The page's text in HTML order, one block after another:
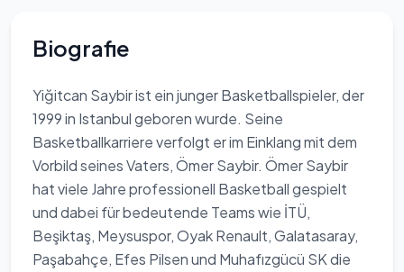
Biografie
Yiğitcan Saybir ist ein junger Basketballspieler, der
1999 in Istanbul geboren wurde. Seine
Basketballkarriere verfolgt er im Einklang mit dem
Vorbild seines Vaters, Ömer Saybir. Ömer Saybir
hat viele Jahre professionell Basketball gespielt
und dabei für bedeutende Teams wie İTÜ,
Beşiktaş, Meysuspor, Oyak Renault, Galatasaray,
Paşabahçe, Efes Pilsen und Muhafızgücü SK die